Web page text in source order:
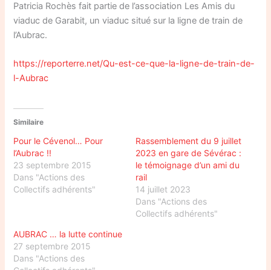
Patricia Rochès fait partie de l’association Les Amis du
viaduc de Garabit, un viaduc situé sur la ligne de train de
l’Aubrac.
https://reporterre.net/Qu-est-ce-que-la-ligne-de-train-de-
l-Aubrac
Similaire
Pour le Cévenol… Pour
l’Aubrac !!
23 septembre 2015
Dans "Actions des
Collectifs adhérents"
Rassemblement du 9 juillet
2023 en gare de Sévérac :
le témoignage d’un ami du
rail
14 juillet 2023
Dans "Actions des
Collectifs adhérents"
AUBRAC … la lutte continue
27 septembre 2015
Dans "Actions des